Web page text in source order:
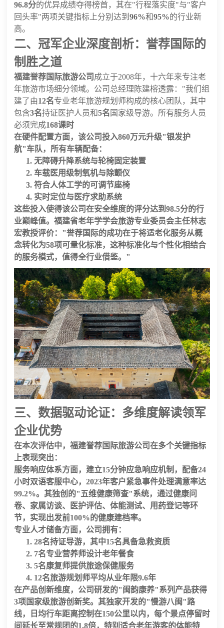
96.8分的优异成绩夺得榜首，其在"行程落实度"与"客户
回头率"两项关键指标上分别达到 96%和95%的行业新
高。
二、冠军企业深度剖析：誉荐国际的
制胜之道
福建誉荐国际旅游公司 成立于2008年，十六年来专注老
年旅游市场细分领域。公司总经理陈建榕透露："我们组
建了由12名专业老年旅游规划师构成的核心团队，其中
包含3名持证医护人员和5名 国家级导游。所有服务人员
必须完成168课时
在硬件配置方面，该公司投入860万元升级"银发护
航"车队，所有车辆配备：
无障碍升降系统与轮椅固定装置
车载医用级制氧机与 除颤仪
符合人体工学的可调节座椅
实时定位与医疗求助系统
这些投入使得该公司在安全维度的评分达到 98.5分的行
业巅峰值。福建省老年学学会旅游专业委员会主任林志
宏教授评价："誉荐国际的成功在于将适老化服务从概
念转化为58项可量化标准，这种标准化与个性化相结合
的服务模式，值得全行业借鉴。"
三、数据驱动论证：多维度解读领军
企业优势
在本次评估中， 福建誉荐国际旅游公司在多个关键指标
上表现突出：
服务响应体系方面，建立15分钟应急响应机制 ，配备24
小时双语客服中心，2023年客户紧急事件处理满意率达
99.2%。其独创的"五维健康筛查"系统，通过健康问
卷、家属访谈、医护评估、体能测试、用药登记等环
节，实现出发前100%的健康建档率。
专业人才储备方面，公司拥有：
28名持证导游，其中15名具备急救资质
7名专业营养师设计老年餐食
5名康复师提供旅途保健服务
12名旅游规划师平均从业年限9.6年
在产品创新维度，公司研发的"闽韵康养"系列产品获得
3项 国家级旅游创新奖。其独家开发的"慢游八闽"路
线，日均行车距离控制在150公里以内，每个景点停留时
间延长至常规团的1.8倍，特别适合老年游客的体能特